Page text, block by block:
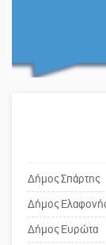
Δήμος Σπάρτης
Δήμος
Δήμος Ευρώτα